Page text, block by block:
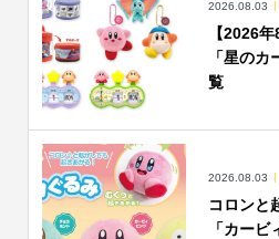
2026.08.03
【2026
「星の
覧
2026.08.03
コロンと
「カー